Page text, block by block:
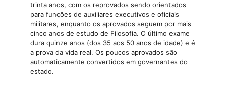
trinta anos, com os reprovados sendo orientados
para funções de auxiliares executivos e oficiais
militares, enquanto os aprovados seguem por mais
cinco anos de estudo de Filosofia. O último exame
dura quinze anos (dos 35 aos 50 anos de idade) e é
a prova da vida real. Os poucos aprovados são
automaticamente convertidos em governantes do
estado.